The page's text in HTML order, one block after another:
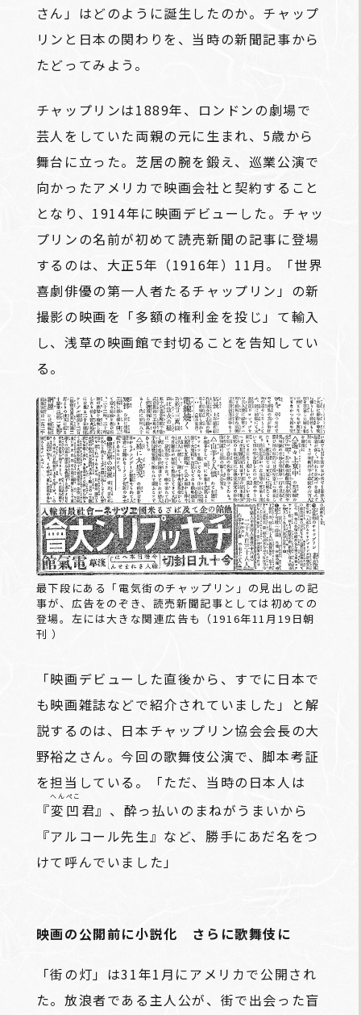
さん」はどのように誕生したのか。チャップ
リンと日本の関わりを、当時の新聞記事から
たどってみよう。
チャップリンは1889年、ロンドンの劇場で
芸人をしていた両親の元に生まれ、5歳から
舞台に立った。芝居の腕を鍛え、巡業公演で
向かったアメリカで映画会社と契約すること
となり、1914年に映画デビューした。チャッ
プリンの名前が初めて読売新聞の記事に登場
するのは、大正5年（1916年）11月。「世界
喜劇俳優の第一人者たるチャップリン」の新
撮影の映画を「多額の権利金を投じ」て輸入
し、浅草の映画館で封切ることを告知してい
る。
最下段にある「電気街のチャップリン」の見出しの記
事が、広告をのぞき、読売新聞記事としては初めての
登場。左には大きな関連広告も（1916年11月19日朝
刊 ）
「映画デビューした直後から、すでに日本で
も映画雑誌などで紹介されていました」と解
説するのは、日本チャップリン協会会長の大
野裕之さん。今回の歌舞伎公演で、脚本考証
を担当している。「ただ、当時の日本人は
『変凹
へんぺこ
君』、酔っ払いのまねがうまいから
『アルコール先生』など、勝手にあだ名をつ
けて呼んでいました」
映画の公開前に小説化 さらに歌舞伎に
「街の灯」は31年1月にアメリカで公開され
た。放浪者である主人公が、街で出会った盲